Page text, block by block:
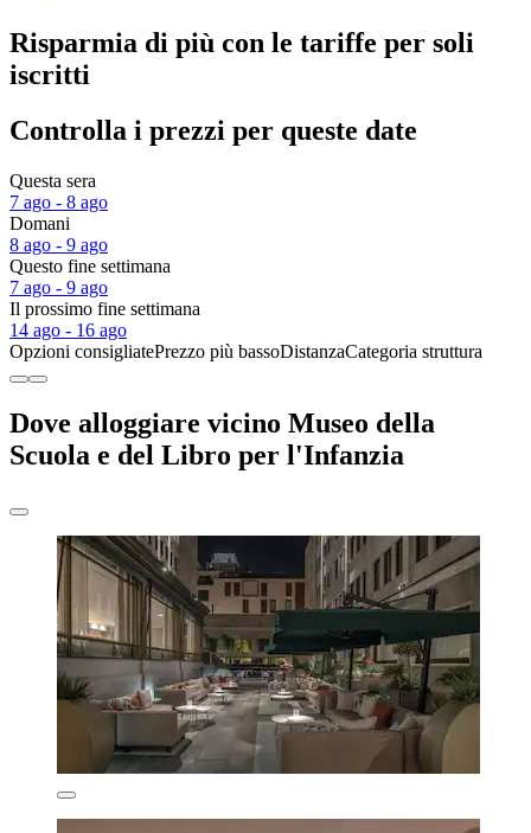
Risparmia di più con le tariffe per soli
iscritti
Controlla i prezzi per queste date
Questa sera
7 ago - 8 ago
Domani
8 ago - 9 ago
Questo fine settimana
7 ago - 9 ago
Il prossimo fine settimana
14 ago - 16 ago
Opzioni consigliatePrezzo più bassoDistanzaCategoria struttura
Dove alloggiare vicino Museo della
Scuola e del Libro per l'Infanzia